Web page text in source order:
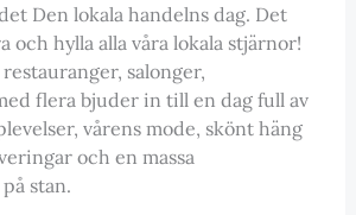
Den lokala handelns dag. Det
och hylla alla våra lokala stjärnor!
salonger,
flera bjuder in till en dag full av
vårens mode, skönt häng
och en massa
stan.